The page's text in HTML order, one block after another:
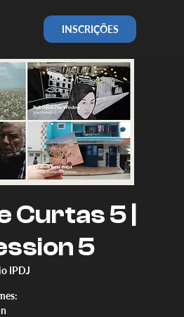
INSCRIÇÕES
Curtas 5 |
5
IPDJ